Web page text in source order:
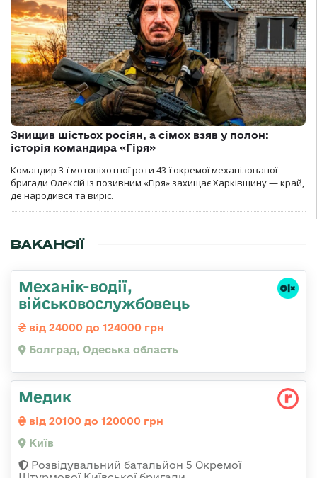
Знищив шістьох росіян, а сімох взяв у полон:
історія командира «Гіря»
Командир 3-ї мотопіхотної роти 43-ї окремої механізованої
бригади Олексій із позивним «Гіря» захищає Харківщину — край,
де народився та виріс.
ВАКАНСІЇ
Механік-водії,
військовослужбовець
від 24000 до 124000 грн
Болград, Одеська область
Медик
від 20100 до 120000 грн
Київ
Розвідувальний батальйон 5 Окремої